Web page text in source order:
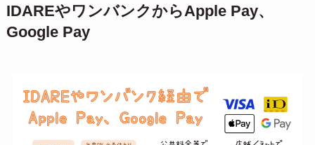
IDAREやワンバンクからApple Pay、
Google Pay